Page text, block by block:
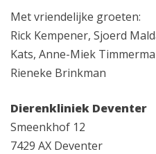
Met vriendelijke groeten:
Rick Kempener, Sjoerd
Kats, Anne-Miek
Rieneke Brinkman
Dierenkliniek Deventer
Smeenkhof 12
7429 AX Deventer